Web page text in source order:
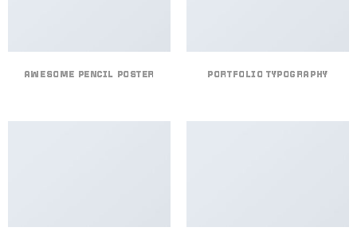
AWESOME PENCIL POSTER PORTFOLIO TYPOGRAPHY